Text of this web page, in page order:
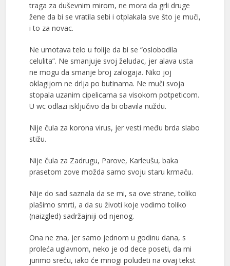
traga za duševnim mirom, ne mora da grli druge
žene da bi se vratila sebi i otplakala sve što je muči,
i to za novac.
Ne umotava telo u folije da bi se “oslobodila
celulita”. Ne smanjuje svoj želudac, jer alava usta
ne mogu da smanje broj zalogaja. Niko joj
oklagijom ne drlja po butinama. Ne muči svoja
stopala uzanim cipelicama sa visokom potpeticom.
U wc odlazi isključivo da bi obavila nuždu.
Nije čula za korona virus, jer vesti među brda slabo
stižu.
Nije čula za Zadrugu, Parove, Karleušu, baka
prasetom zove možda samo svoju staru krmaču.
Nije do sad saznala da se mi, sa ove strane, toliko
plašimo smrti, a da su životi koje vodimo toliko
(naizgled) sadržajniji od njenog.
Ona ne zna, jer samo jednom u godinu dana, s
proleća uglavnom, neko je od dece poseti, da mi
jurimo sreću, iako će mnogi poludeti na ovaj tekst